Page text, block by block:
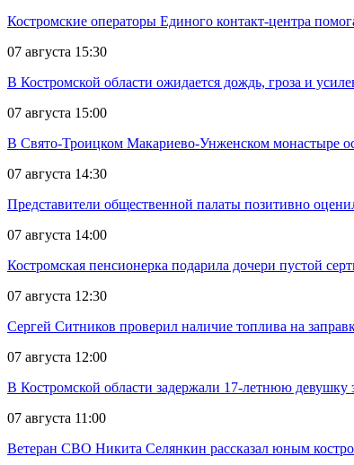
Костромские операторы Единого контакт-центра
07 августа 15:30
В Костромской области ожидается дождь, гроза и
07 августа 15:00
В Свято-Троицком Макариево-Унженском монастыре
07 августа 14:30
Представители общественной палаты позитивно
07 августа 14:00
Костромская пенсионерка подарила дочери пустой
07 августа 12:30
Сергей Ситников проверил наличие топлива на
07 августа 12:00
В Костромской области задержали 17-летнюю девушку
07 августа 11:00
Ветеран СВО Никита Селянкин рассказал юным